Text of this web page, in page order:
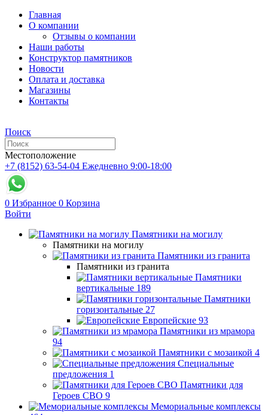
Главная
О компании
Отзывы о компании
Наши работы
Конструктор памятников
Новости
Оплата и доставка
Магазины
Контакты
Поиск
Местоположение
+7 (8152) 63-54-04 Ежедневно 9:00-18:00
0 Избранное 0 Корзина
Войти
Памятники на могилу
Памятники на могилу
Памятники из гранита
Памятники из гранита
Памятники
вертикальные 189
Памятники
горизонтальные 27
Европейские 93
Памятники из мрамора
94
Памятники с мозаикой 4
Специальные
предложения 1
Памятники для
Героев СВО 9
Мемориальные комплексы